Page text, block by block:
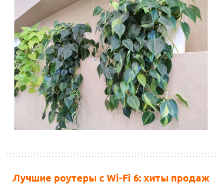
Лучшие роутеры с Wi-Fi 6: хиты продаж